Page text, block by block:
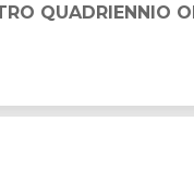
QUADRIENNIO
PERFORMANCE